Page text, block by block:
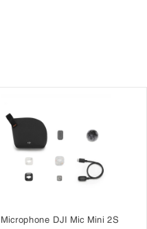
Microphone DJI Mic Mini 2S